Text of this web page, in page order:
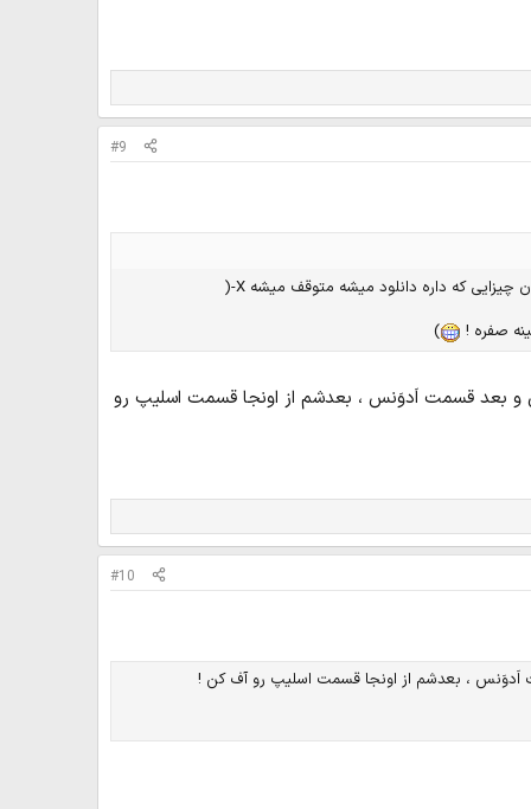
#9
صفره ! )
و بعد قسمت اَدوَنس ، بعدشم از اونجا قسمت اسلیپ رو
#10
اَدوَنس ، بعدشم از اونجا قسمت اسلیپ رو آف کن !